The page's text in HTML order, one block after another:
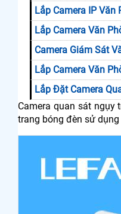
Lắp Camera IP Văn
Lắp Camera Văn
Camera Giám Sát
Lắp Camera Văn
Lắp Đặt Camera
Camera quan sát ngụy
trang bóng đèn sử